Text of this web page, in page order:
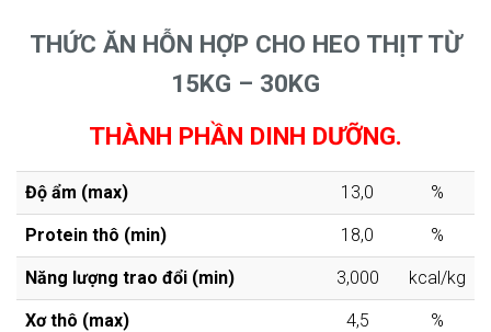
THỨC ĂN HỖN HỢP CHO HEO THỊT TỪ
15KG – 30KG
THÀNH PHẦN DINH DƯỠNG.
Độ ẩm (max) 13,0 %
Protein thô (min) 18,0 %
Năng lượng trao đổi (min) 3,000 kcal/kg
Xơ thô (max) 4,5 %